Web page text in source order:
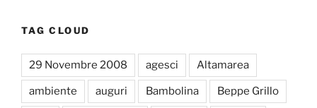
TAG CLOUD
29 Novembre 2008 agesci Altamarea
ambiente auguri Bambolina Beppe Grillo